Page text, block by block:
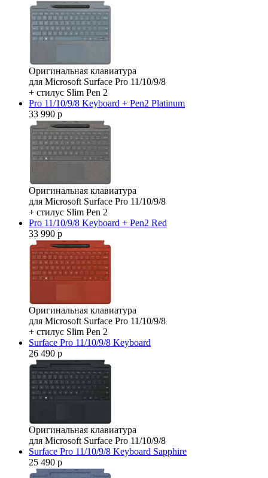
Оригинальная клавиатура
для Microsoft Surface Pro 11/10/9/8
+ стилус Slim Pen 2
Pro 11/10/9/8 Keyboard + Pen2 Platinum
33 990 р
Оригинальная клавиатура
для Microsoft Surface Pro 11/10/9/8
+ стилус Slim Pen 2
Pro 11/10/9/8 Keyboard + Pen2 Red
33 990 р
Оригинальная клавиатура
для Microsoft Surface Pro 11/10/9/8
+ стилус Slim Pen 2
Surface Pro 11/10/9/8 Keyboard
26 490 р
Оригинальная клавиатура
для Microsoft Surface Pro 11/10/9/8
Surface Pro 11/10/9/8 Keyboard Sapphire
25 490 р